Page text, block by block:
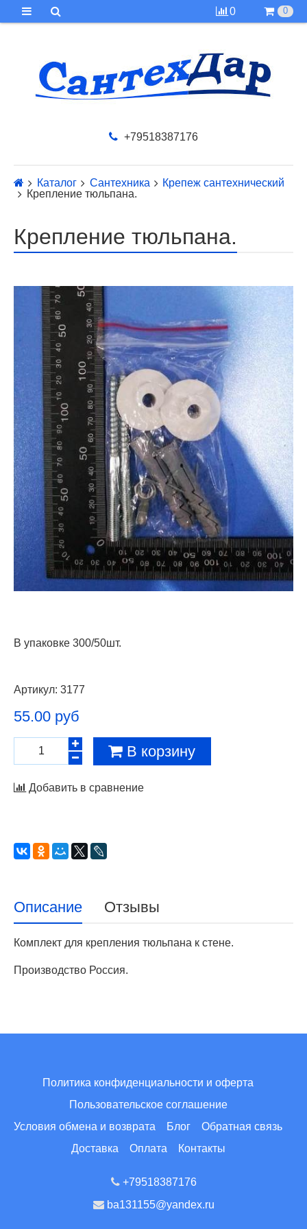
0 0
+79518387176
Каталог Сантехника
Крепеж сантехнический
Крепление тюльпана.
Крепление тюльпана.
В упаковке 300/50шт.
Артикул: 3177
55.00 руб
В корзину
Добавить в сравнение
Описание Отзывы
Комплект для крепления тюльпана к стене.
Производство Россия.
Политика конфиденциальности и оферта
Пользовательское соглашение
Условия обмена и возврата
Блог
Обратная связь
Доставка
Оплата Контакты
+79518387176
ba131155@yandex.ru